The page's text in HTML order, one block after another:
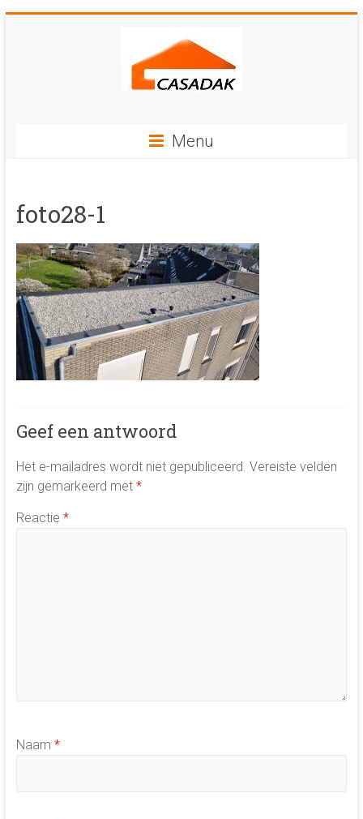
Menu
foto28-1
Geef een antwoord
Het e-mailadres wordt niet gepubliceerd. Vereiste velden
zijn gemarkeerd met *
Reactie *
Naam *